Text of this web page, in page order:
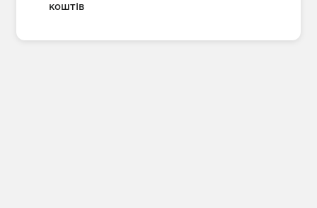
коштів